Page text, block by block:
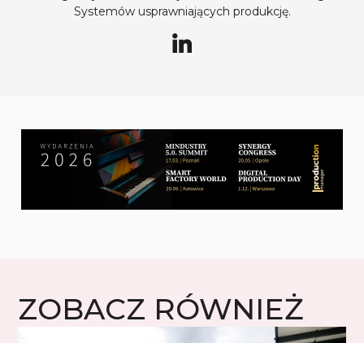
Systemów usprawniających produkcję.
ZOBACZ RÓWNIEŻ